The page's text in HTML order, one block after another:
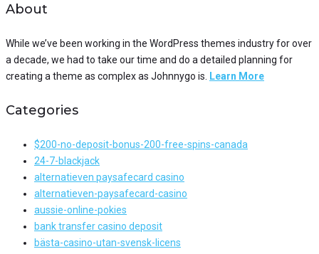
About
While we’ve been working in the WordPress themes industry for over
a decade, we had to take our time and do a detailed planning for
creating a theme as complex as Johnnygo is.
Learn More
Categories
$200-no-deposit-bonus-200-free-spins-canada
24-7-blackjack
alternatieven paysafecard casino
alternatieven-paysafecard-casino
aussie-online-pokies
bank transfer casino deposit
bästa-casino-utan-svensk-licens